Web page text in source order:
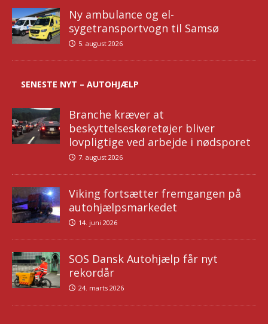
Ny ambulance og el-
sygetransportvogn til Samsø
5. august 2026
SENESTE NYT – AUTOHJÆLP
Branche kræver at
beskyttelseskøretøjer bliver
lovpligtige ved arbejde i nødsporet
7. august 2026
Viking fortsætter fremgangen på
autohjælpsmarkedet
14. juni 2026
SOS Dansk Autohjælp får nyt
rekordår
24. marts 2026